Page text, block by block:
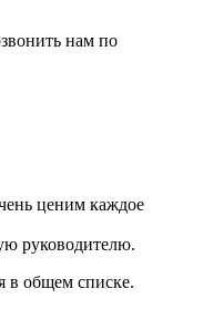
нам по
ценим каждое
руководителю.
в общем списке.